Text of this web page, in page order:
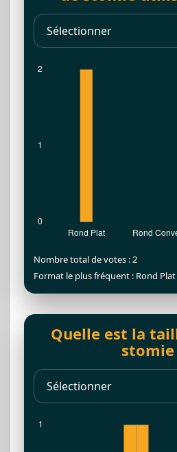
Nombre total de votes : 2
Format le plus fréquent : Rond Plat
Quelle est la
stomie